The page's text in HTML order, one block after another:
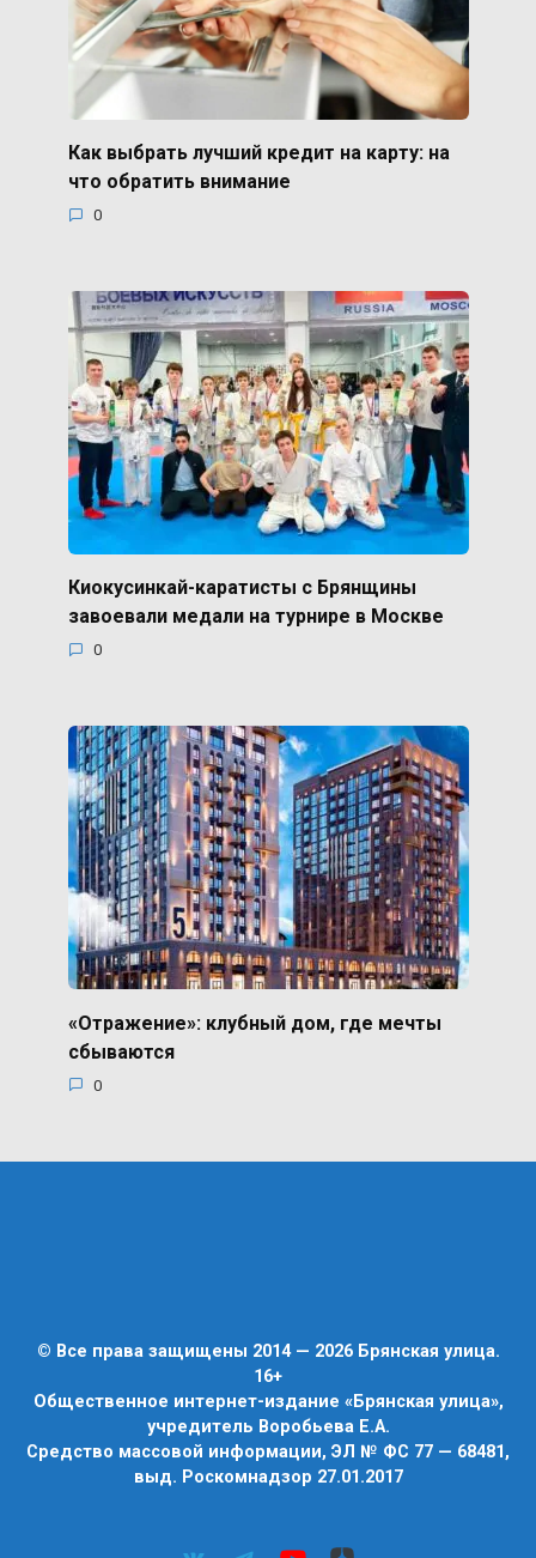
Как выбрать лучший кредит на карту: на
что обратить внимание
0
Киокусинкай-каратисты с Брянщины
завоевали медали на турнире в Москве
0
«Отражение»: клубный дом, где мечты
сбываются
0
© Все права защищены 2014 — 2026 Брянская улица.
16+
Общественное интернет-издание «Брянская улица»,
учредитель Воробьева Е.А.
Средство массовой информации, ЭЛ № ФС 77 — 68481,
выд. Роскомнадзор 27.01.2017